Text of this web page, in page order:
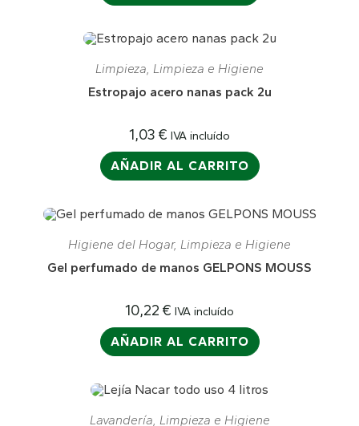
Limpieza, Limpieza e Higiene
Estropajo acero nanas pack 2u
1,03 € IVA incluído
AÑADIR AL CARRITO
Higiene del Hogar, Limpieza e Higiene
Gel perfumado de manos GELPONS MOUSS
10,22 € IVA incluído
AÑADIR AL CARRITO
Lavandería Limpieza e Higiene